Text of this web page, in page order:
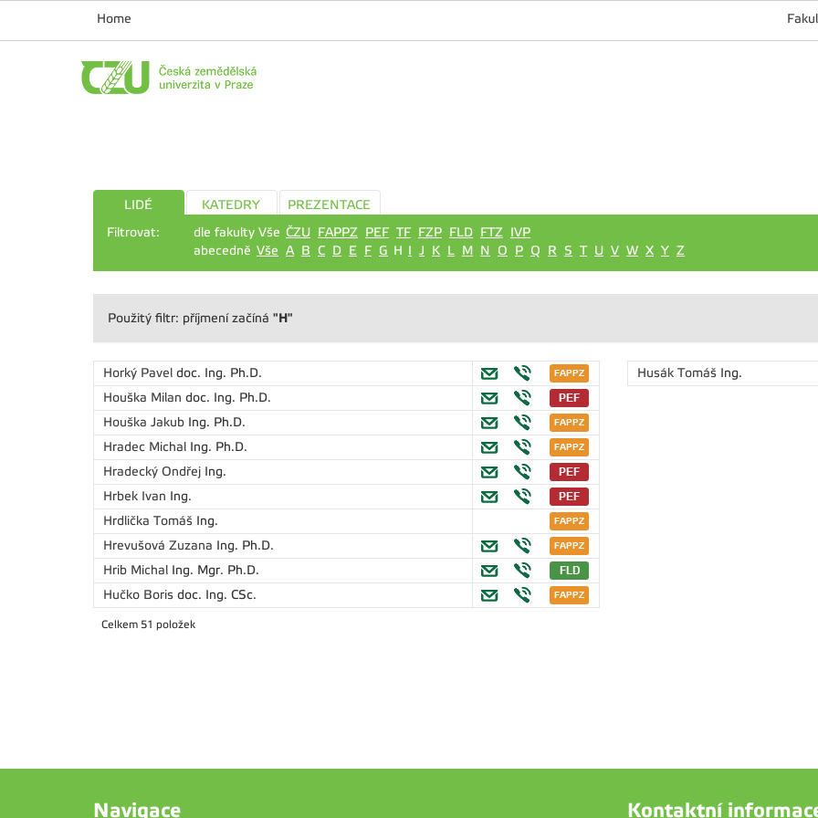
Home
LIDÉ KATEDRY
PREZENTACE
Filtrovat:
dle fakulty Vše ČZU FAPPZ PEF TF FZP FLD FTZ IVP
abecedně Vše A B C D E F G H I J K L M N O P Q R S T U V W X Y Z
Použitý filtr: příjmení začíná "H"
Horký Pavel doc. Ing. Ph.D.
Houška Milan doc. Ing. Ph.D.
Houška Jakub Ing. Ph.D.
Hradec Michal Ing. Ph.D.
Hradecký Ondřej Ing.
Hrbek Ivan Ing.
Hrdlička Tomáš Ing.
Hrevušová Zuzana Ing. Ph.D.
Hrib Michal Ing. Mgr. Ph.D.
Hučko Boris doc. Ing. CSc.
Husák Tomáš Ing.
Celkem 51 položek
Navigace Kontaktní